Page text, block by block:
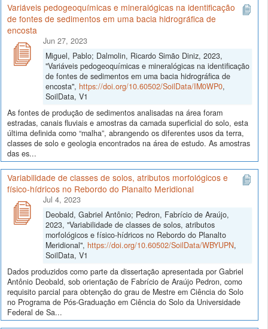
Variáveis pedogeoquímicas e mineralógicas na identificação
de fontes de sedimentos em uma bacia hidrográfica de
encosta
Jun 27, 2023
Miguel, Pablo; Dalmolin, Ricardo Simão Diniz, 2023,
"Variáveis pedogeoquímicas e mineralógicas na identificação
de fontes de sedimentos em uma bacia hidrográfica de
encosta", https://doi.org/10.60502/SoilData/IM0WP0,
SoilData, V1
As fontes de produção de sedimentos analisadas na área foram
estradas, canais fluviais e amostras da camada superficial do solo, esta
última definida como “malha”, abrangendo os diferentes usos da terra,
classes de solo e geologia encontrados na área de estudo. As amostras
das es...
Variabilidade de classes de solos, atributos morfológicos e
físico-hídricos no Rebordo do Planalto Meridional
Jul 4, 2023
Deobald, Gabriel Antônio; Pedron, Fabrício de Araújo,
2023, "Variabilidade de classes de solos, atributos
morfológicos e físico-hídricos no Rebordo do Planalto
Meridional", https://doi.org/10.60502/SoilData/WBYUPN,
SoilData, V1
Dados produzidos como parte da dissertação apresentada por Gabriel
Antônio Deobald, sob orientação de Fabrício de Araújo Pedron, como
requisito parcial para obtenção do grau de Mestre em Ciência do Solo
no Programa de Pós-Graduação em Ciência do Solo da Universidade
Federal de Sa...